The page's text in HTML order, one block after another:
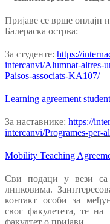
Пријаве се врше онлајн
Балераска острва:
За студенте: https://
intercanvi/Alumnat-altres-
Paisos-associats-KA107/
Learning agreement
За наставнике: https://
intercanvi/Programes-per-
Mobility Teaching
Сви подаци у вези са
линковима.
контакт особи за
свог факулетета, те
факултет о пријави.